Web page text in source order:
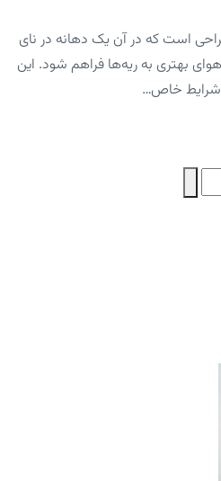
است که در آن یک دهانه در نای
بهتری به ریه‌ها فراهم شود. این
شرایط خاص…